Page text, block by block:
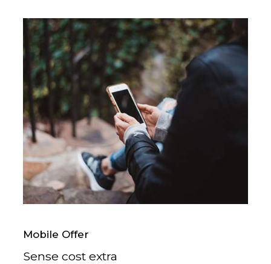
Mobile Offer
Sense cost extra